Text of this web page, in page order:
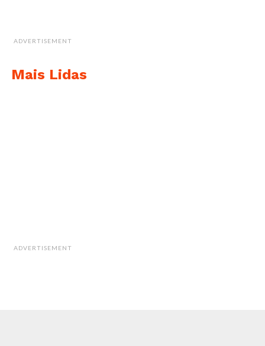
ADVERTISEMENT
Mais Lidas
ADVERTISEMENT